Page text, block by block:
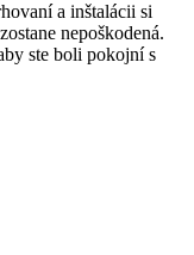
a inštalácii si
nepoškodená.
ste boli pokojní s